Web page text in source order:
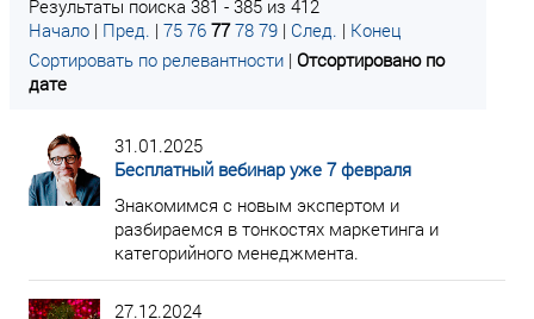
Результаты поиска 381 - 385 из 412
Начало | Пред. | 75 76 77 78 79 | След. | Конец
Сортировать по релевантности | Отсортировано по
дате
31.01.2025
Бесплатный вебинар уже 7 февраля
Знакомимся с новым экспертом и
разбираемся в тонкостях маркетинга и
категорийного менеджмента.
27.12.2024